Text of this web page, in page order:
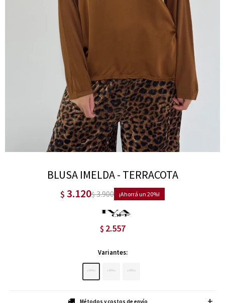
BLUSA IMELDA - TERRACOTA
$ 3.120$3.900 20
$ 2.557
Variantes:
Métodos y costos de envío